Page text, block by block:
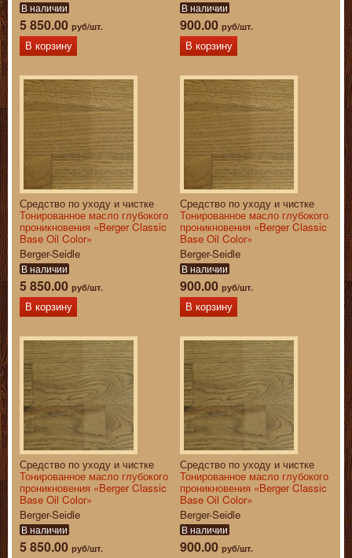
В наличии
5 850.00 руб/шт.
В корзину
В наличии
900.00 руб/шт.
В корзину
Средство по уходу и чистке
Тонированное масло глубокого
проникновения «Berger Classic
Base Oil Color»
Berger-Seidle
В наличии
5 850.00 руб/шт.
В корзину
Средство по уходу и чистке
Тонированное масло глубокого
проникновения «Berger Classic
Base Oil Color»
Berger-Seidle
В наличии
900.00 руб/шт.
В корзину
Средство по уходу и чистке
Тонированное масло глубокого
проникновения «Berger Classic
Base Oil Color»
Berger-Seidle
В наличии
5 850.00 руб/шт.
Средство по уходу и чистке
Тонированное масло глубокого
проникновения «Berger Classic
Base Oil Color»
Berger-Seidle
В наличии
900.00 руб/шт.